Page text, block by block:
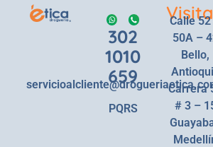
302
1010
659
PQRS
Calle
50A –
Bello,
Carrera
# 3 –